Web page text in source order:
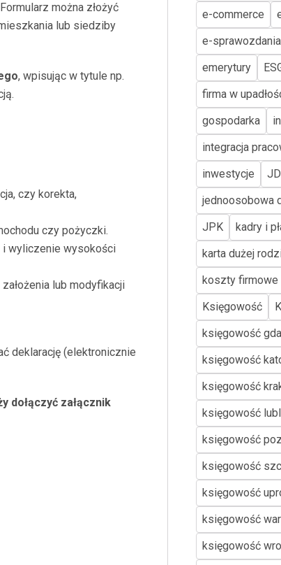
można złożyć
lub siedziby
, wpisując w tytule np.
czy korekta,
czy pożyczki.
i wyliczenie wysokości
lub modyfikacji
deklarację (elektronicznie
dołączyć załącznik
e-commerce
e-sprawozdania
emerytury
firma w
gospodarka
integracja
inwestycje
jednoosobowa
JPK
kadry i
karta dużej
koszty firmowe
Księgowość
księgowość
księgowość
księgowość
księgowość
księgowość
księgowość
księgowość
księgowość
księgowość